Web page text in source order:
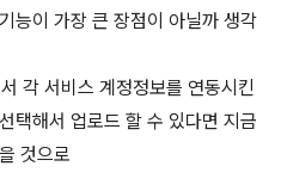
능이 가장 큰 장점이 아닐까 생각
각 서비스 계정정보를 연동시킨
택해서 업로드 할 수 있다면 지금
것으로